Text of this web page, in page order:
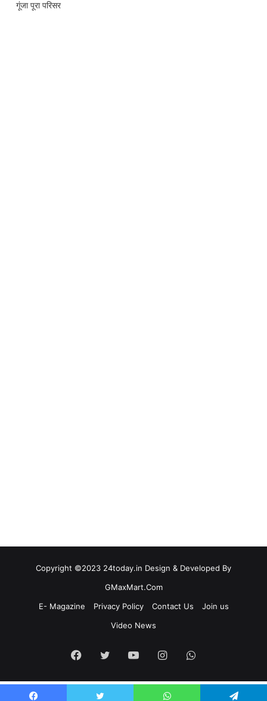
गूंजा पूरा परिसर
Copyright ©2023 24today.in Design & Developed By
GMaxMart.Com
E- Magazine
Privacy Policy Contact Us
Join us
Video News
Facebook
Twitter YouTubeInstagramWhatsApp